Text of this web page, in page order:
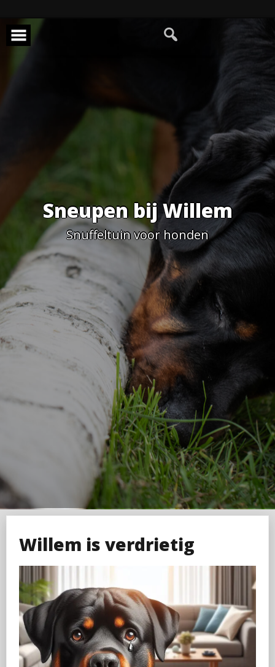
content
Sneupen bij Willem
Snuffeltuin voor honden
Willem is verdrietig